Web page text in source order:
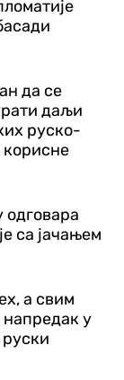
да се
даљи
руско-
корисне
одговара
са јачањем
а свим
у